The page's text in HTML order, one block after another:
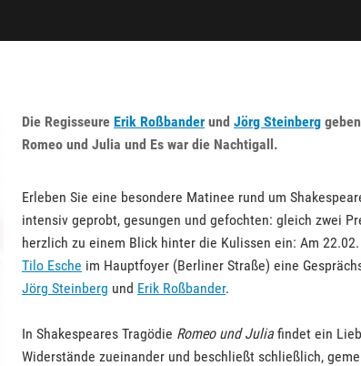
Die Regisseure Erik Roßbander und Jörg Steinberg
Romeo und Julia und Es war die Nachtigall.
Erleben Sie eine besondere Matinee rund um
intensiv geprobt, gesungen und gefochten: gleich zwei
herzlich zu einem Blick hinter die Kulissen ein: Am
Tilo Esche im Hauptfoyer (Berliner Straße) eine
Jörg Steinberg und Erik Roßbander.
In Shakespeares Tragödie Romeo und Juliafindet ein
Widerstände zueinander und beschließt schließlich,